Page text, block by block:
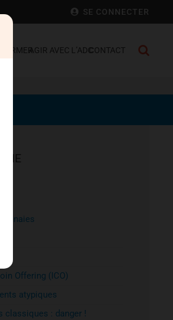
SE CONNECTER
AGIR AVEC L’ADCCONTACT
Offering (ICO)
atypiques
classiques : danger !